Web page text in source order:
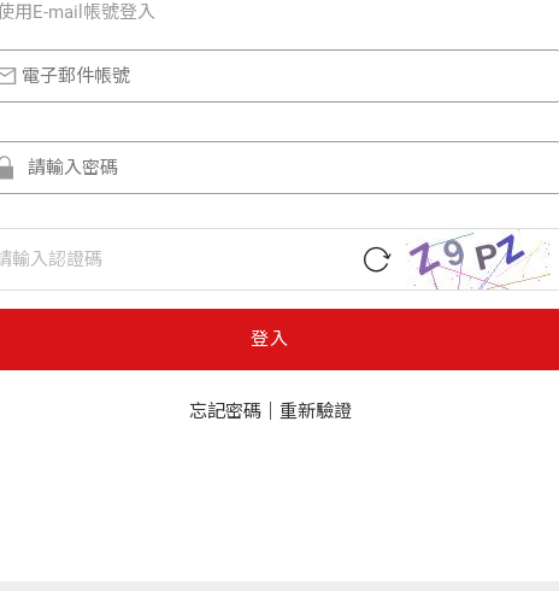
⽤E-mail帳號登入
登入
忘記密碼｜ 重新驗證